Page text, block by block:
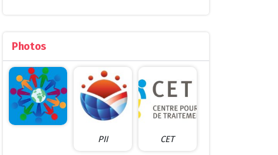
Photos
PII CET